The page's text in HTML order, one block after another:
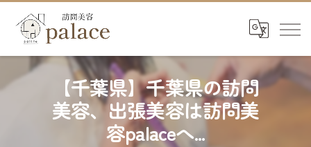
【千葉県】千葉県の訪問
美容、出張美容は訪問美
容palaceへ...